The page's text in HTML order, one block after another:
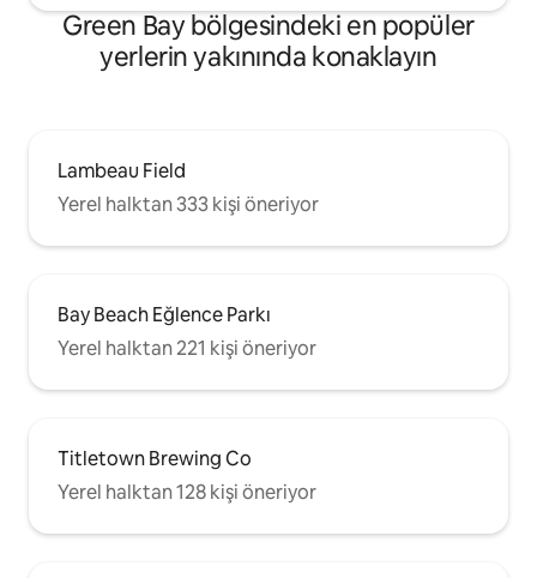
Green Bay bölgesindeki en popüler
yerlerin yakınında konaklayın
Lambeau Field
Yerel halktan 333 kişi öneriyor
Bay Beach Eğlence Parkı
Yerel halktan 221 kişi öneriyor
Titletown Brewing Co
Yerel halktan 128 kişi öneriyor